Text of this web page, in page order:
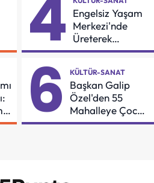
4
Engelsiz Yaşam
Merkezi'nde
Üreterek
Güçleniyorlar
6 KÜLTÜR-SANAT
Başkan Galip
Özel'den 55
Mahalleye Çocuk
Şenliği